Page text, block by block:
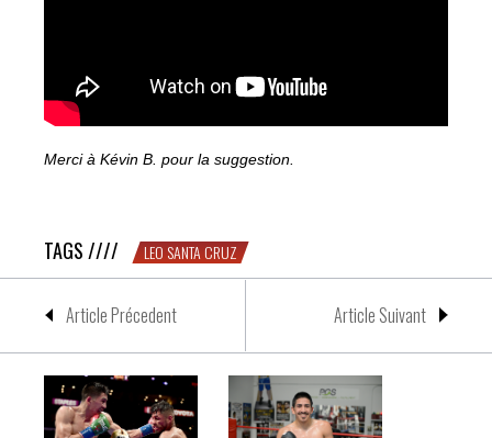
Merci à Kévin B. pour la suggestion.
TAGS //// LEO SANTA CRUZ
Article Précedent Article Suivant